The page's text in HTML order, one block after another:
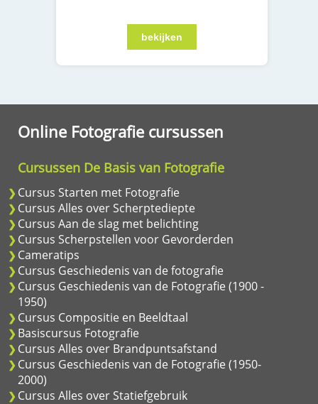
Online Fotografie cursussen
Cursussen De Basis van Fotografie
Cursus Starten met Fotografie
Cursus Alles over Scherptediepte
Cursus Aan de slag met belichting
Cursus Scherpstellen voor Gevorderden
Cameratips
Cursus Geschiedenis van de fotografie
Cursus Geschiedenis van de Fotografie (1900 -
1950)
Cursus Compositie en Beeldtaal
Basiscursus Fotografie
Cursus Alles over Brandpuntsafstand
Cursus Geschiedenis van de Fotografie (1950-
2000)
Cursus Alles over Statiefgebruik